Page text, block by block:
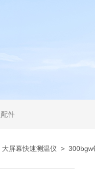
件
大屏幕快速测温仪 > 300bgw